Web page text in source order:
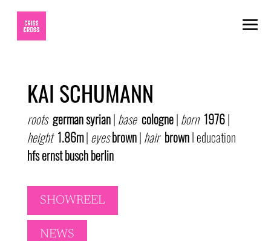
KAI SCHUMANN
roots germansyrian| base cologne| born 1976|
height 1.86m| eyesbrown| hair brownI education
hfs ernst busch berlin
SHOWREEL
NEWS